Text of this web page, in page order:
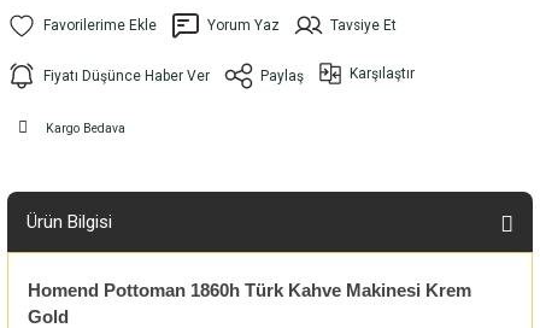
Yorum Yaz Tavsiye Et
Fiyatı Düşünce Haber Ver Paylaş Karşılaştır
Kargo Bedava
Ürün Bilgisi
Homend Pottoman 1860h Türk Kahve Makinesi Krem
Gold